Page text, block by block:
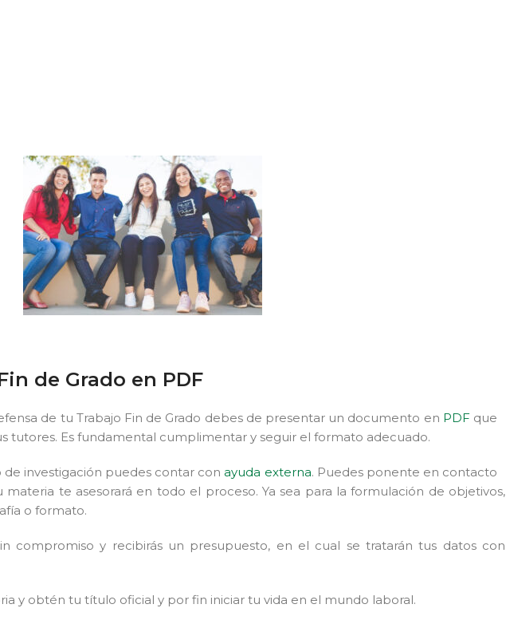
de Grado en PDF
de tu Trabajo Fin de Grado debes de presentar un documento en PDF que
tutores. Es fundamental cumplimentar y seguir el formato adecuado.
investigación puedes contar conayuda externa. Puedes ponente en contacto
te asesorará en todo el proceso. Ya sea para la formulación de objetivos,
o formato.
compromiso y recibirás un presupuesto, en el cual se tratarán tus datos con
y obtén tu título oficial y por fin iniciar tu vida en el mundo laboral.